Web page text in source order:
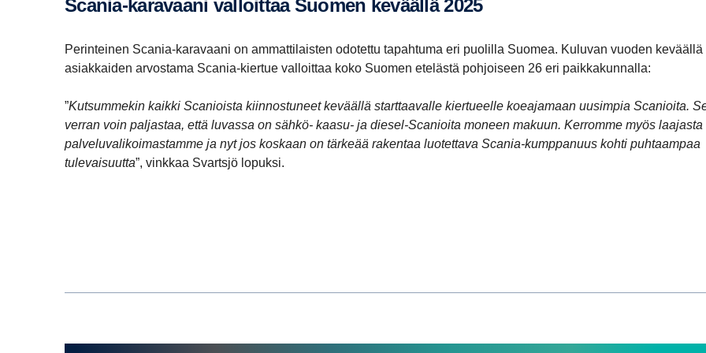
Scania-karavaani valloittaa Suomen keväällä 2025
Perinteinen Scania-karavaani on ammattilaisten odotettu tapahtuma eri puolilla Suomea. Kuluvan vuoden keväällä
asiakkaiden arvostama Scania-kiertue valloittaa koko Suomen etelästä pohjoiseen 26 eri paikkakunnalla:
”Kutsummekin kaikki Scanioista kiinnostuneet keväällä starttaavalle kiertueelle koeajamaan uusimpia Scanioita.
verran voin paljastaa, että luvassa on sähkö- kaasu- ja diesel-Scanioita moneen makuun. Kerromme myös laajasta
palveluvalikoimastamme ja nyt jos koskaan on tärkeää rakentaa luotettava Scania-kumppanuus kohti puhtaampaa
tulevaisuutta”, vinkkaa Svartsjö lopuksi.